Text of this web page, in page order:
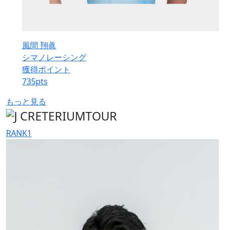
風間 翔眞
シマノレーシング
獲得ポイント
735pts
もっと見る
RANK1